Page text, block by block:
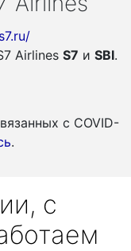
Airlines S7 и SBI.
c COVID-
.
с